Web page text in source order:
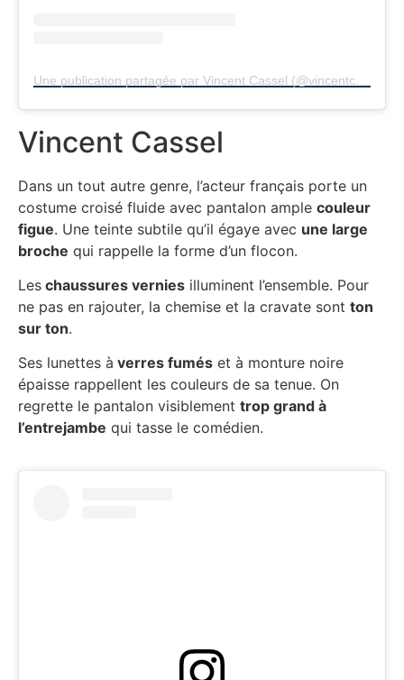
Vincent Cassel
Dans un tout autre genre, l’acteur français porte un
costume croisé fluide avec pantalon ample couleur
figue. Une teinte subtile qu’il égaye avec une large
broche qui rappelle la forme d’un flocon.
Les chaussures vernies illuminent l’ensemble. Pour
ne pas en rajouter, la chemise et la cravate sont ton
sur ton.
Ses lunettes à verres fumés et à monture noire
épaisse rappellent les couleurs de sa tenue. On
regrette le pantalon visiblement trop grand à
l’entrejambe qui tasse le comédien.